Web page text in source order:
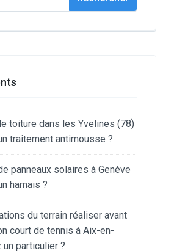
toiture dans les Yvelines (78)
traitement antimousse ?
panneaux solaires à Genève
harnais ?
du terrain réaliser avant
court de tennis à Aix-en-
un particulier ?